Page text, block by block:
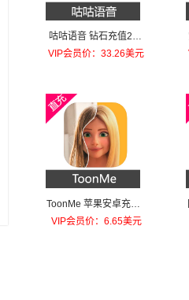
咕咕语音 钻石充值200
元钻石
VIP会员价：33.26美元
ToonMe 苹果安卓充值T
oonMe PRO
VIP会员价：6.65美元